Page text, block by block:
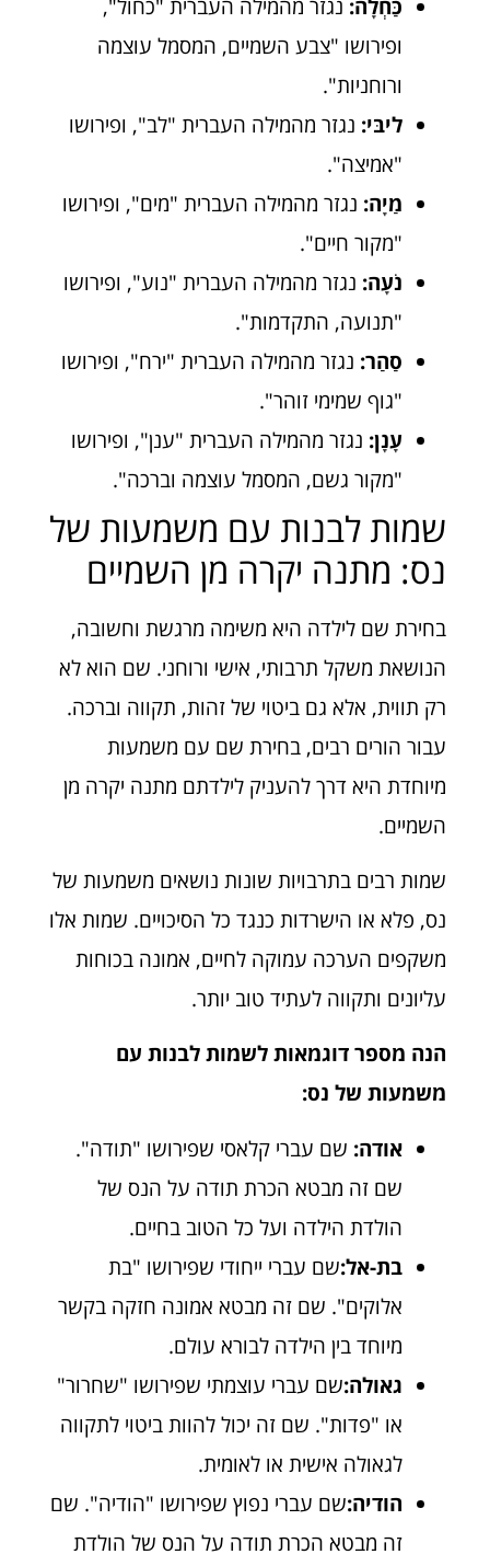
כַּחְלָה: נגזר מהמילה העברית "כחול",
ופירושו "צבע השמיים, המסמל עוצמה
ורוחניות".
ליבּי: נגזר מהמילה העברית "לב", ופירושו
"אמיצה".
מַיָה: נגזר מהמילה העברית "מים", ופירושו
"מקור חיים".
נֹעָה: נגזר מהמילה העברית "נוע", ופירושו
"תנועה, התקדמות".
סַהַר: נגזר מהמילה העברית "ירח", ופירושו
"גוף שמימי זוהר".
עָנָן: נגזר מהמילה העברית "ענן", ופירושו
"מקור גשם, המסמל עוצמה וברכה".
שמות לבנות עם משמעות של
נס: מתנה יקרה מן השמיים
בחירת שם לילדה היא משימה מרגשת וחשובה,
הנושאת משקל תרבותי, אישי ורוחני. שם הוא לא
רק תווית, אלא גם ביטוי של זהות, תקווה וברכה.
עבור הורים רבים, בחירת שם עם משמעות
מיוחדת היא דרך להעניק לילדתם מתנה יקרה מן
השמיים.
שמות רבים בתרבויות שונות נושאים משמעות של
נס, פלא או הישרדות כנגד כל הסיכויים. שמות אלו
משקפים הערכה עמוקה לחיים, אמונה בכוחות
עליונים ותקווה לעתיד טוב יותר.
הנה מספר דוגמאות לשמות לבנות עם
משמעות של נס:
אודה: שם עברי קלאסי שפירושו "תודה".
שם זה מבטא הכרת תודה על הנס של
הולדת הילדה ועל כל הטוב בחיים.
בת-אל:שם עברי ייחודי שפירושו "בת
אלוקים". שם זה מבטא אמונה חזקה בקשר
מיוחד בין הילדה לבורא עולם.
גאולה:שם עברי עוצמתי שפירושו "שחרור"
או "פדות". שם זה יכול להוות ביטוי לתקווה
לגאולה אישית או לאומית.
הודיה:שם עברי נפוץ שפירושו "הודיה". שם
זה מבטא הכרת תודה על הנס של הולדת